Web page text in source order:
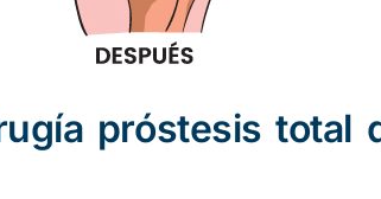
próstesis total